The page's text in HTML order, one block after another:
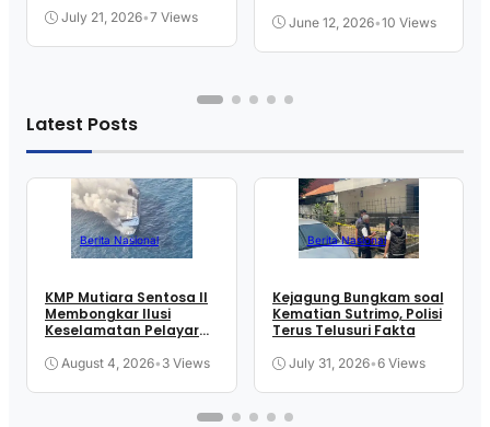
July 21, 2026•7 Views June 12, 2026•10 Views
Latest Posts
Berita Nasional
KMP Mutiara Sentosa II
Membongkar Ilusi
Keselamatan Pelayaran
August 4, 2026• 3 Views
Berita Nasional
Kejagung Bungkam soal
Kematian Sutrimo, Polisi
Terus Telusuri Fakta
July 31, 2026•6 Views